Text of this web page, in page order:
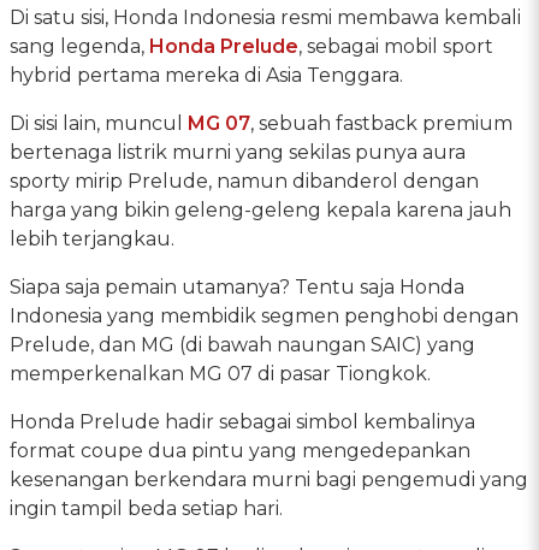
Di satu sisi, Honda Indonesia resmi membawa kembali
sang legenda, Honda Prelude, sebagai mobil sport
hybrid pertama mereka di Asia Tenggara.
Di sisi lain, muncul MG 07, sebuah fastback premium
bertenaga listrik murni yang sekilas punya aura
sporty mirip Prelude, namun dibanderol dengan
harga yang bikin geleng-geleng kepala karena jauh
lebih terjangkau.
Siapa saja pemain utamanya? Tentu saja Honda
Indonesia yang membidik segmen penghobi dengan
Prelude, dan MG (di bawah naungan SAIC) yang
memperkenalkan MG 07 di pasar Tiongkok.
Honda Prelude hadir sebagai simbol kembalinya
format coupe dua pintu yang mengedepankan
kesenangan berkendara murni bagi pengemudi yang
ingin tampil beda setiap hari.